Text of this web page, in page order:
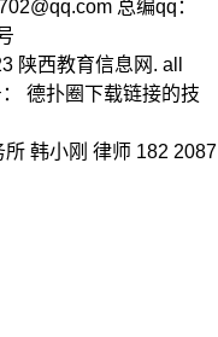
总编qq：
陕西教育信息网. all
德扑圈下载链接的技
韩小刚 律师 182 2087